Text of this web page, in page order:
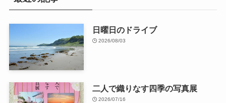
日曜日のドライブ
2026/08/03
二人で織りなす四季の写真展
2026/07/16